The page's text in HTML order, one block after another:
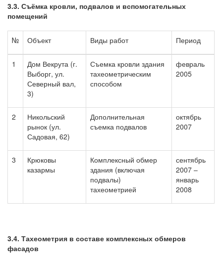
3.3. Съёмка кровли, подвалов и вспомогательных
помещений
№ Объект Виды работ Период
1
Дом Векрута (г.
Выборг, ул.
Северный вал,
3)
Съемка кровли здания
тахеометрическим
способом
февраль
2005
2
Никольский
рынок (ул.
Садовая, 62)
Дополнительная
съемка подвалов
октябрь
2007
3
Крюковы
казармы
Комплексный обмер
здания (включая
подвалы)
тахеометрией
сентябрь
2007 –
январь
2008
3.4. Тахеометрия в составе комплексных обмеров
фасадов